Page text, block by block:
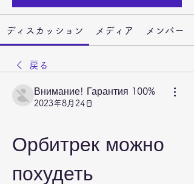
ディスカッション メディア メンバー
戻る
Внимание! Гарантия 100%
2023年8月24日
Орбитрек можно
похудеть